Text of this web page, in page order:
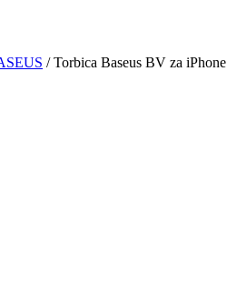
/ Torbica Baseus BV za